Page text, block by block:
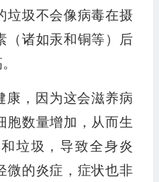
垃圾不会像病毒在摄
（诸如汞和铜等）后
康，因为这会滋养病
胞数量增加，从而生
垃圾，导致全身炎
微的炎症，症状也非